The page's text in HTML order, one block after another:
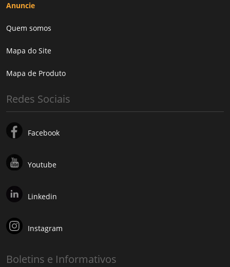
Anuncie
Quem somos
Mapa do Site
Mapa de Produto
Redes Sociais
Facebook
Youtube
Linkedin
Instagram
Boletins e Informativos